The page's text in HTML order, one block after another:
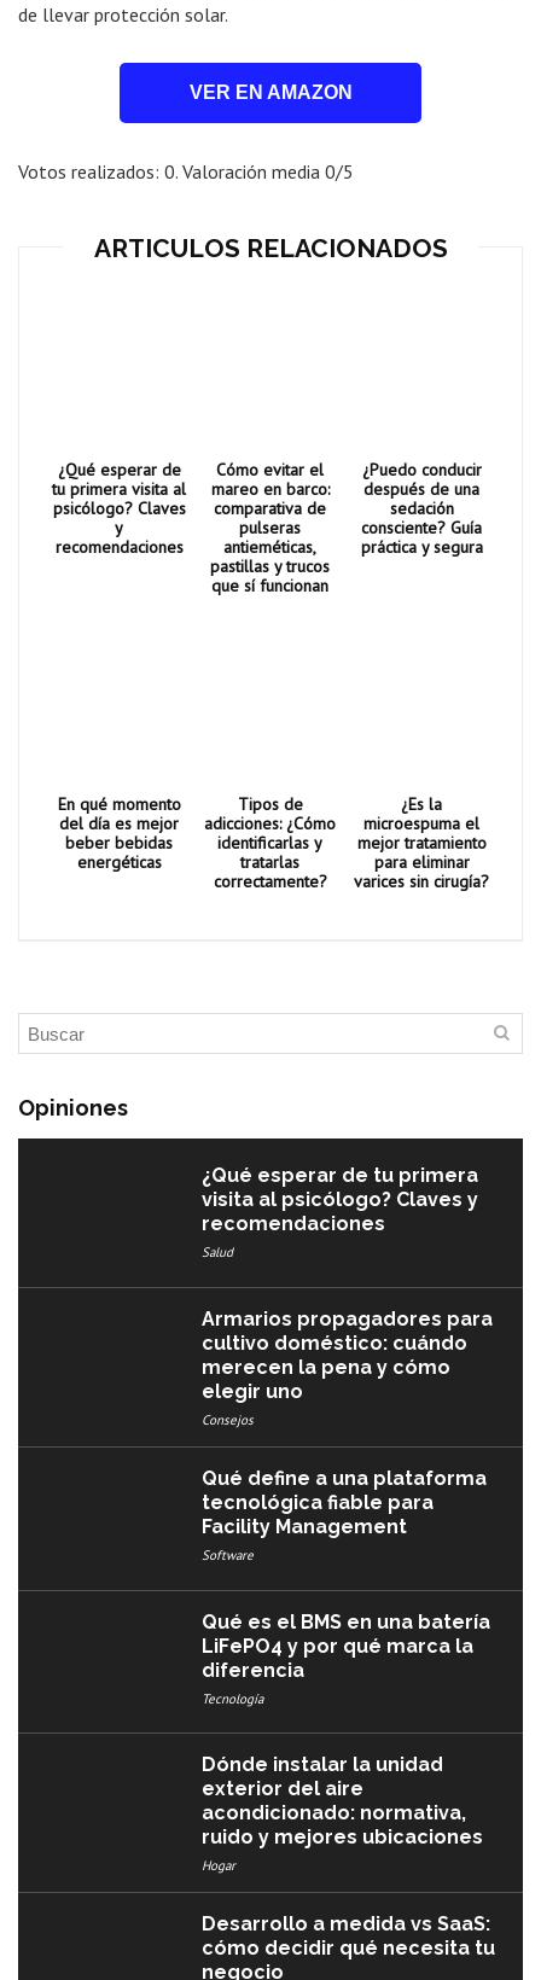
de llevar protección solar.
VER EN AMAZON
Votos realizados: 0. Valoración media 0/5
ARTICULOS RELACIONADOS
¿Qué esperar de
tu primera visita al
psicólogo? Claves
y
recomendaciones
Cómo evitar el
mareo en barco:
comparativa de
pulseras
antieméticas,
pastillas y trucos
que sí funcionan
¿Puedo conducir
después de una
sedación
consciente? Guía
práctica y segura
En qué momento
del día es mejor
beber bebidas
energéticas
Tipos de
adicciones: ¿Cómo
identificarlas y
tratarlas
correctamente?
¿Es la
microespuma el
mejor tratamiento
para eliminar
varices sin cirugía?
Opiniones
¿Qué esperar de tu primera
visita al psicólogo? Claves y
recomendaciones
Salud
Armarios propagadores para
cultivo doméstico: cuándo
merecen la pena y cómo
elegir uno
Consejos
Qué define a una plataforma
tecnológica fiable para
Facility Management
Software
Qué es el BMS en una batería
LiFePO4 y por qué marca la
diferencia
Tecnología
Dónde instalar la unidad
exterior del aire
acondicionado: normativa,
ruido y mejores ubicaciones
Hogar
Desarrollo a medida vs SaaS:
cómo decidir qué necesita tu
negocio